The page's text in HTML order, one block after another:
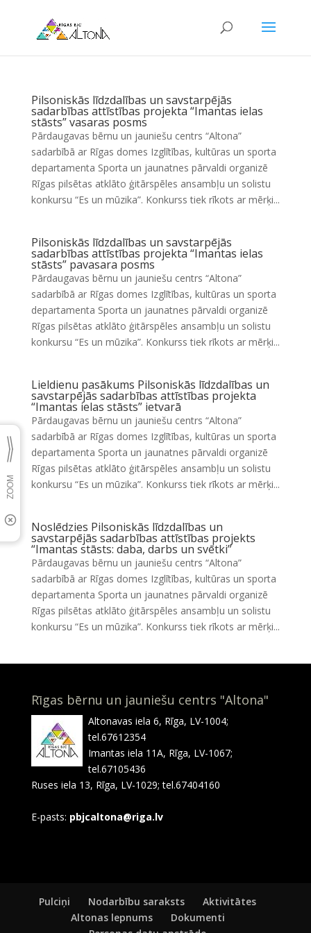
Pilsoniskās līdzdalības un savstarpējās
sadarbības attīstības projekta “Imantas ielas
stāsts” vasaras posms
Pārdaugavas bērnu un jauniešu centrs “Altona”
sadarbībā ar Rīgas domes Izglītības, kultūras un sporta
departamenta Sporta un jaunatnes pārvaldi organizē
Rīgas pilsētas atklāto ģitārspēles ansambļu un solistu
konkursu “Es un mūzika”. Konkurss tiek rīkots ar mērķi...
Pilsoniskās līdzdalības un savstarpējās
sadarbības attīstības projekta “Imantas ielas
stāsts” pavasara posms
Pārdaugavas bērnu un jauniešu centrs “Altona”
sadarbībā ar Rīgas domes Izglītības, kultūras un sporta
departamenta Sporta un jaunatnes pārvaldi organizē
Rīgas pilsētas atklāto ģitārspēles ansambļu un solistu
konkursu “Es un mūzika”. Konkurss tiek rīkots ar mērķi...
Lieldienu pasākums Pilsoniskās līdzdalības un
savstarpējās sadarbības attīstības projekta
“Imantas ielas stāsts” ietvarā
Pārdaugavas bērnu un jauniešu centrs “Altona”
sadarbībā ar Rīgas domes Izglītības, kultūras un sporta
departamenta Sporta un jaunatnes pārvaldi organizē
Rīgas pilsētas atklāto ģitārspēles ansambļu un solistu
konkursu “Es un mūzika”. Konkurss tiek rīkots ar mērķi...
Noslēdzies Pilsoniskās līdzdalības un
savstarpējās sadarbības attīstības projekts
“Imantas stāsts: daba, darbs un svētki”
Pārdaugavas bērnu un jauniešu centrs “Altona”
sadarbībā ar Rīgas domes Izglītības, kultūras un sporta
departamenta Sporta un jaunatnes pārvaldi organizē
Rīgas pilsētas atklāto ģitārspēles ansambļu un solistu
konkursu “Es un mūzika”. Konkurss tiek rīkots ar mērķi...
Rīgas bērnu un jauniešu centrs "Altona"
Altonavas iela 6, Rīga, LV-1004;
tel.67612354
Imantas iela 11A, Rīga, LV-1067;
tel.67105436
Ruses iela 13, Rīga, LV-1029; tel.67404160
E-pasts: pbjcaltona@riga.lv
Pulciņi Nodarbību saraksts
Aktivitātes
Altonas lepnums
Dokumenti